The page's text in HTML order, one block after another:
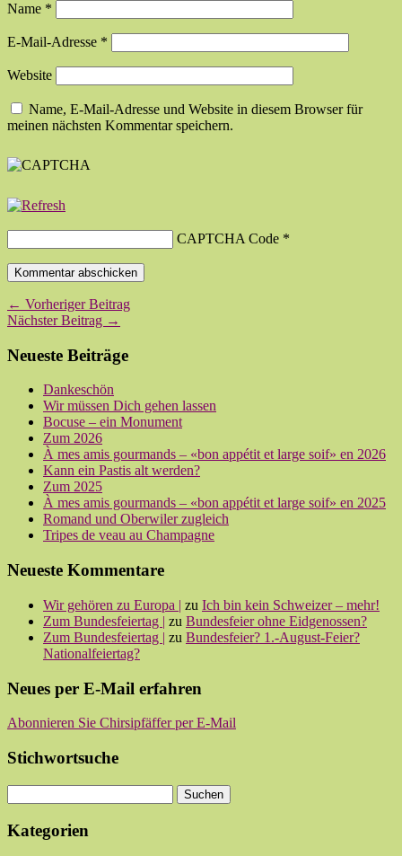
Name *
E-Mail-Adresse *
Website
Name, E-Mail-Adresse und Website in diesem Browser für
meinen nächsten Kommentar speichern.
CAPTCHA Code *
← Vorheriger Beitrag
Nächster Beitrag →
Neueste Beiträge
Dankeschön
Wir müssen Dich gehen lassen
Bocuse – ein Monument
Zum 2026
À mes amis gourmands – «bon appétit et large soif» en 2026
Kann ein Pastis alt werden?
Zum 2025
À mes amis gourmands – «bon appétit et large soif» en 2025
Romand und Oberwiler zugleich
Tripes de veau au Champagne
Neueste Kommentare
Wir gehören zu Europa | zu Ich bin kein Schweizer – mehr!
Zum Bundesfeiertag | zu Bundesfeier ohne Eidgenossen?
Zum Bundesfeiertag | zu Bundesfeier? 1.-August-Feier?
Nationalfeiertag?
Neues per E-Mail erfahren
Abonnieren Sie Chirsipfäffer per E-Mail
Stichwortsuche
Kategorien